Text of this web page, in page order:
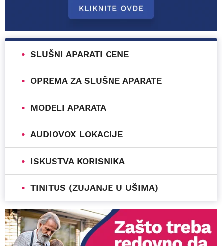
SLUŠNI APARATI CENE
OPREMA ZA SLUŠNE APARATE
MODELI APARATA
AUDIOVOX LOKACIJE
ISKUSTVA KORISNIKA
TINITUS (ZUJANJE U UŠIMA)